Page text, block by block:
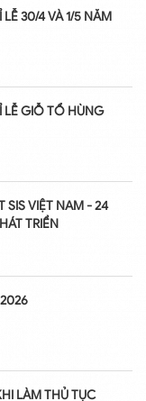
30/4 VÀ 1/5 NĂM
GIỖ TỔ HÙNG
SIS VIỆT NAM - 24
TRIỂN
LÀM THỦ TỤC